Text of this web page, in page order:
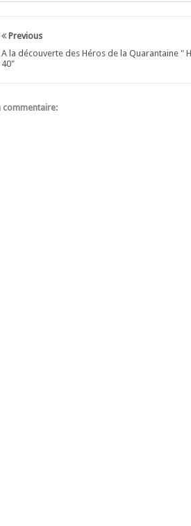
Previous
A la découverte des Héros de la Quarantaine "
40"
commentaire: